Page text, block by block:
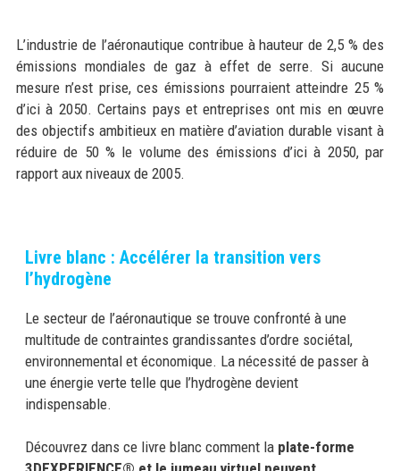
L’industrie de l’aéronautique contribue à hauteur de 2,5 % des
émissions mondiales de gaz à effet de serre. Si aucune
mesure n’est prise, ces émissions pourraient atteindre 25 %
d’ici à 2050. Certains pays et entreprises ont mis en œuvre
des objectifs ambitieux en matière d’aviation durable visant à
réduire de 50 % le volume des émissions d’ici à 2050, par
rapport aux niveaux de 2005.
Livre blanc : Accélérer la transition vers
l’hydrogène
Le secteur de l’aéronautique se trouve confronté à une
multitude de contraintes grandissantes d’ordre sociétal,
environnemental et économique. La nécessité de passer à
une énergie verte telle que l’hydrogène devient
indispensable.
Découvrez dans ce livre blanc comment la plate-forme